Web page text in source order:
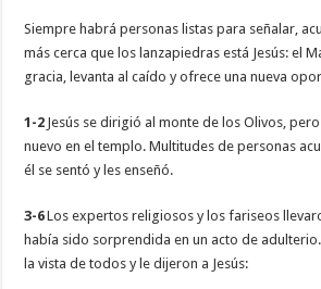
Siempre habrá personas listas para señalar,
más cerca que los lanzapiedras está Jesús: el
gracia, levanta al caído y ofrece una nueva
1-2 Jesús se dirigió al monte de los Olivos,
nuevo en el templo. Multitudes de personas
él se sentó y les enseñó.
3-6Los expertos religiosos y los fariseos
había sido sorprendida en un acto de
la vista de todos y le dijeron a Jesús: